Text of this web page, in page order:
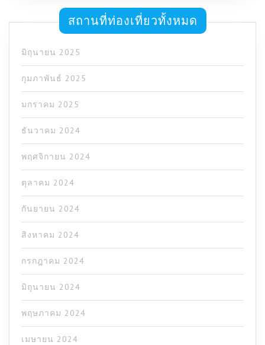
สถานที่ท่องเที่ยวทั้งหมด
มิถุนายน 2025
กุมภาพันธ์ 2025
มกราคม 2025
ธันวาคม 2024
พฤศจิกายน 2024
ตุลาคม 2024
กันยายน 2024
สิงหาคม 2024
กรกฎาคม 2024
มิถุนายน 2024
พฤษภาคม 2024
เมษายน 2024